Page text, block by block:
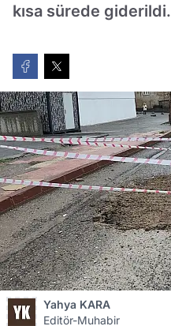
kısa sürede giderildi.
Yahya KARA
Editör-Muhabir